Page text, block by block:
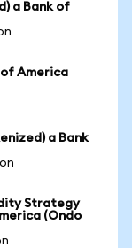
a Bank of
of America
a Bank
Strategy
(Ondo